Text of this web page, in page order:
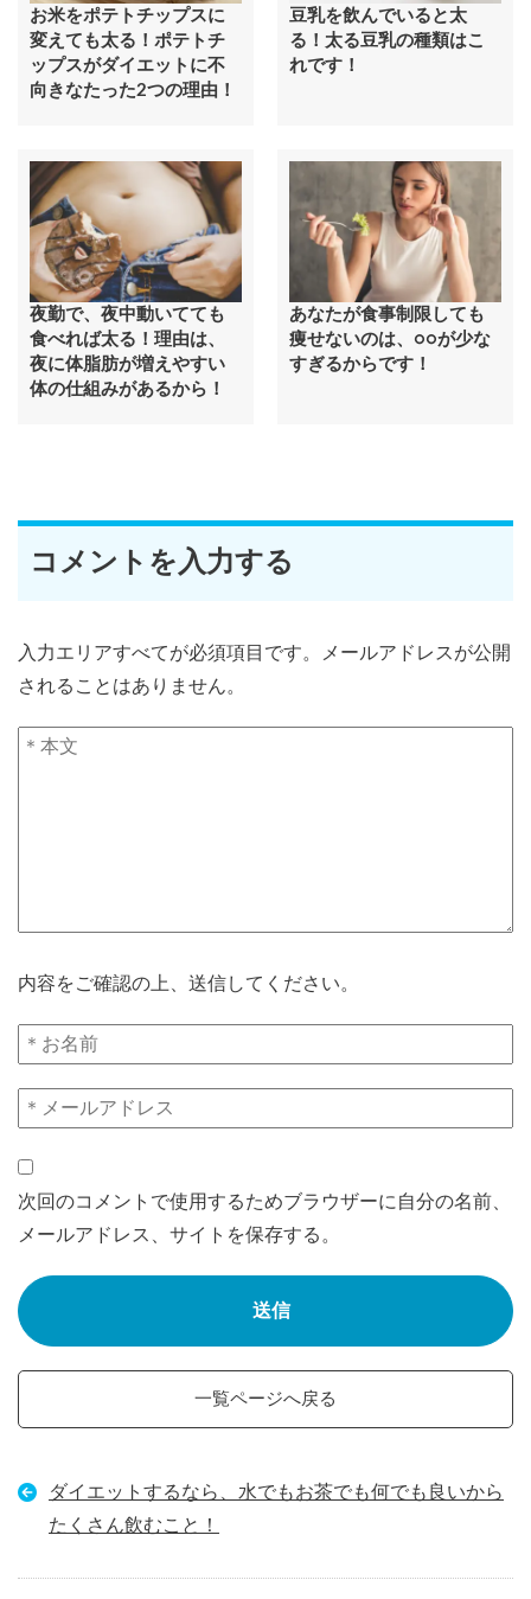
お米をポテトチップスに
変えても太る！ポテトチ
ップスがダイエットに不
向きなたった2つの理由！
豆乳を飲んでいると太
る！太る豆乳の種類はこ
れです！
夜勤で、夜中動いてても
食べれば太る！理由は、
夜に体脂肪が増えやすい
体の仕組みがあるから！
あなたが食事制限しても
痩せないのは、○○が少な
すぎるからです！
コメントを入力する
入力エリアすべてが必須項目です。メールアドレスが公開
されることはありません。
内容をご確認の上、送信してください。
次回のコメントで使用するためブラウザーに自分の名前、
メールアドレス、サイトを保存する。
一覧ページへ戻る
ダイエットするなら、水でもお茶でも何でも良いから
たくさん飲むこと！